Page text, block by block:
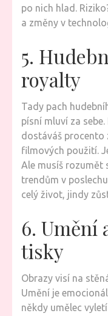
po nich hlad.
a změny v
5.
royalty
Tady pach
písní mluví za
dostáváš procento
filmových použití.
Ale musíš rozumět
trendům v
celý život, jindy
6. Umění
tisky
Obrazy visí na
Umění je
někdy umělec